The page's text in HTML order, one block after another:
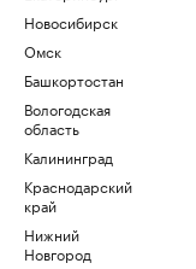
Новосибирск
Омск
Башкортостан
Вологодская
область
Калининград
Краснодарский
край
Нижний
Новгород